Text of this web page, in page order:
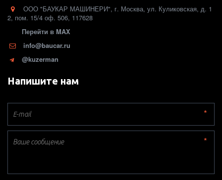
ООО "БАУКАР МАШИНЕРИ", г. Москва, ул. Куликовская, д. 1
2, пом. 15/4 оф. 506, 117628
Перейти в MAX
info@baucar.ru
@kuzerman
Напишите нам
*
*